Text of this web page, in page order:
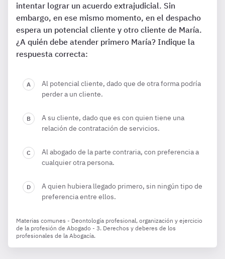
intentar lograr un acuerdo extrajudicial. Sin
embargo, en ese mismo momento, en el despacho
espera un potencial cliente y otro cliente de María.
¿A quién debe atender primero María? Indique la
respuesta correcta:
Al potencial cliente, dado que de otra forma podría
perder a un cliente.
A su cliente, dado que es con quien tiene una
relación de contratación de servicios.
Al abogado de la parte contraria, con preferencia a
cualquier otra persona.
A quien hubiera llegado primero, sin ningún tipo de
preferencia entre ellos.
Materias comunes - Deontología profesional, organización y ejercicio
de la profesión de Abogado - 3. Derechos y deberes de los
profesionales de la Abogacía.